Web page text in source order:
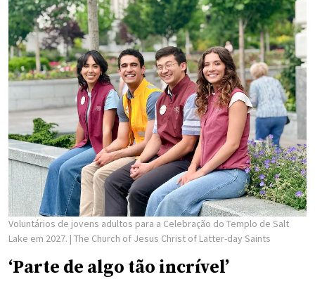
Voluntários de jovens adultos para a Celebração do Templo de Salt
Lake em 2027. | The Church of Jesus Christ of Latter-day Saints
‘Parte de algo tão incrível’